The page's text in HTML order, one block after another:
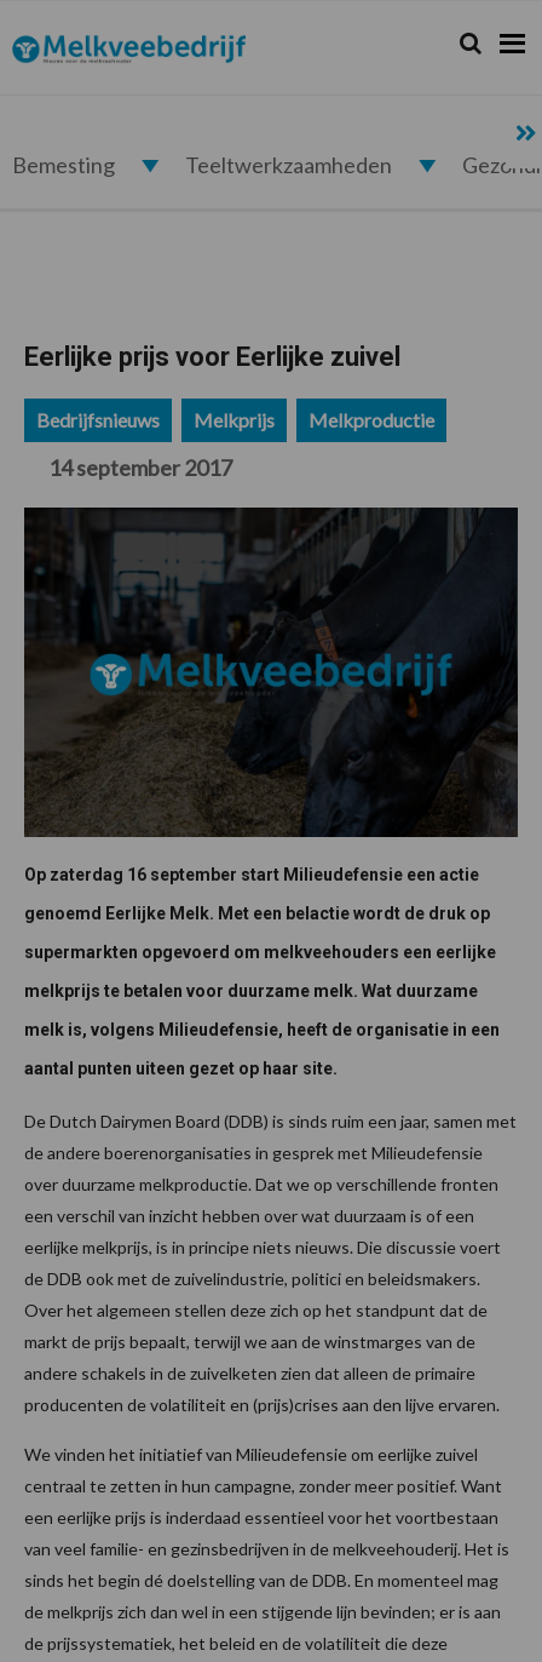
de
hoofdnavigatie
de
hoofd
de
eerste
de
voettekst
Melkveebedrijf.nl Zoeken...
Zoek
Bemesting Teeltwerkzaamheden
Eerlijke prijs voor Eerlijke zuivel
Bedrijfsnieuws Melkprijs Melkproductie
14 september 2017
Op zaterdag 16 september start Milieudefensie een actie
genoemd Eerlijke Melk. Met een belactie wordt de druk op
supermarkten opgevoerd om melkveehouders een eerlijke
melkprijs te betalen voor duurzame melk. Wat duurzame
melk is, volgens Milieudefensie, heeft de organisatie in een
aantal punten uiteen gezet op haar site.
De Dutch Dairymen Board (DDB) is sinds ruim een jaar, samen met
de andere boerenorganisaties in gesprek met Milieudefensie
over duurzame melkproductie. Dat we op verschillende fronten
een verschil van inzicht hebben over wat duurzaam is of een
eerlijke melkprijs, is in principe niets nieuws. Die discussie voert
de DDB ook met de zuivelindustrie, politici en beleidsmakers.
Over het algemeen stellen deze zich op het standpunt dat de
markt de prijs bepaalt, terwijl we aan de winstmarges van de
andere schakels in de zuivelketen zien dat alleen de primaire
producenten de volatiliteit en (prijs)crises aan den lijve ervaren.
We vinden het initiatief van Milieudefensie om eerlijke zuivel
centraal te zetten in hun campagne, zonder meer positief. Want
een eerlijke prijs is inderdaad essentieel voor het voortbestaan
van veel familie- en gezinsbedrijven in de melkveehouderij. Het is
sinds het begin dé doelstelling van de DDB. En momenteel mag
de melkprijs zich dan wel in een stijgende lijn bevinden; er is aan
de prijssystematiek, het beleid en de volatiliteit die deze